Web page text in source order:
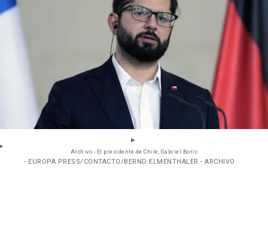
Archivo - El presidente de Chile, Gabriel Boric
- EUROPA PRESS/CONTACTO/BERND ELMENTHALER - ARCHIVO